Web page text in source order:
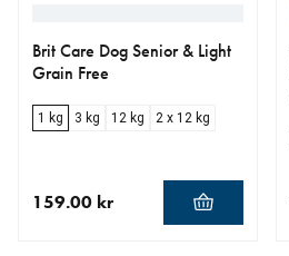
Brit Care Dog Senior & Light
Grain Free
1 kg 3 kg 12 kg 2 x 12 kg
159.00 kr